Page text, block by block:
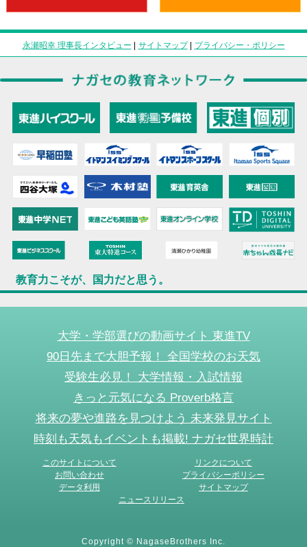
永瀬昭幸 理事長インタビュー | サイトマップ| プライバシー・ポリシー
教育力こそが、国力だと思う。
大学・学部選びの動画サイト 東進TV
90日先まで大胆予報！ 全国学校のお天気
受験生必見！ 大学情報・入試情報
きっと元気になる Proverb格言
将来の夢や進路を見つけよう 未来発見サイト
時刻も天気もイベントも掲載! ナガセ世界時計
このサイトについて
リンクについて
お問い合わせ
プライバシーポリシー
データ利用
サイトマップ
ニュースリリース
Copyright © NagaseBrothers Inc.